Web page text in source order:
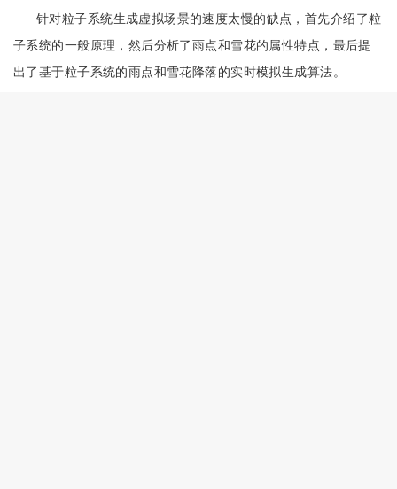
针对粒子系统生成虚拟场景的速度太慢的缺点，首先介绍了粒
子系统的一般原理，然后分析了雨点和雪花的属性特点，最后提
出了基于粒子系统的雨点和雪花降落的实时模拟生成算法。